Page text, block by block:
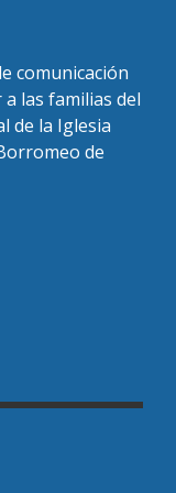
comunicación
las familias del
de la Iglesia
de